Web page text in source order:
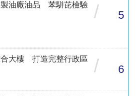
製油廠油品 苯駢芘檢驗
/ 5
大樓 打造完整行政區
/ 6